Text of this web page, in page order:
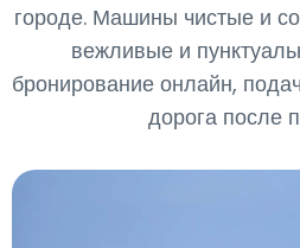
городе. Машины чистые и
вежливые и
бронирование онлайн,
дорога после